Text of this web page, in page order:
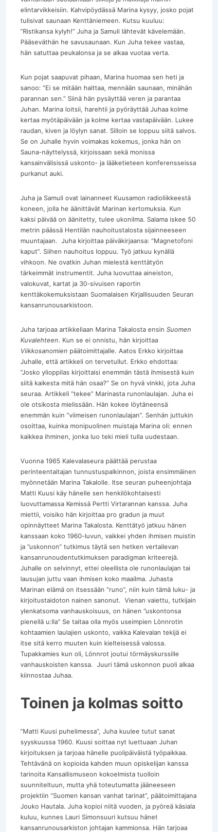
elintarvikkeisiin. Kahvipöydässä Marina kysyy, josko pojat
tulisivat saunaan Kenttäniemeen. Kutsu kuuluu:
”Ristikansa kylyh!” Juha ja Samuli lähtevät kävelemään.
Pääseväthän he savusaunaan. Kun Juha tekee vastaa,
hän satuttaa peukalonsa ja se alkaa vuotaa verta.
Kun pojat saapuvat pihaan, Marina huomaa sen heti ja
sanoo: ”Ei se mitään haittaa, mennään saunaan, minähän
parannan sen.” Siinä hän pysäyttää veren ja parantaa
Juhan. Marina loitsii, harehtii ja pyöräyttää Juhaa kolme
kertaa myötäpäivään ja kolme kertaa vastapäivään. Lukee
raudan, kiven ja löylyn sanat. Silloin se loppuu siitä salvos.
Se on Juhalle hyvin voimakas kokemus, jonka hän on
Sauna-näyttelyssä, kirjoissaan sekä monissa
kansainvälisissä uskonto- ja lääketieteen konferensseissa
purkanut auki.
Juha ja Samuli ovat lainanneet Kuusamon radioliikkeestä
koneen, jolla he äänittävät Marinan kertomuksia. Kun
kaksi päivää on äänitetty, tulee ukonilma. Salama iskee 50
metrin päässä Hentilän nauhoitustalosta sijainneeseen
muuntajaan. Juha kirjoittaa päiväkirjaansa: ”Magnetofoni
kaput”. Siihen nauhoitus loppuu. Työ jatkuu kynällä
vihkoon. Ne ovatkin Juhan mielestä kenttätyön
tärkeimmät instrumentit. Juha luovuttaa aineiston,
valokuvat, kartat ja 30-sivuisen raportin
kenttäkokemuksistaan Suomalaisen Kirjallisuuden Seuran
kansanrunousarkistoon.
Juha tarjoaa artikkeliaan Marina Takalosta ensin Suomen
Kuvalehteen. Kun se ei onnistu, hän kirjoittaa
Viikkosanomien päätoimittajalle. Aatos Erkko kirjoittaa
Juhalle, että artikkeli on tervetullut. Erkko ehdottaa:
”Josko ylioppilas kirjoittaisi enemmän tästä ihmisestä kuin
siitä kaikesta mitä hän osaa?” Se on hyvä vinkki, jota Juha
seuraa. Artikkeli ”tekee” Marinasta runonlaulajan. Juha ei
ole otsikosta mielissään. Hän kokee löytäneensä
enemmän kuin ”viimeisen runonlaulajan”. Senhän juttukin
osoittaa, kuinka monipuolinen muistaja Marina oli: ennen
kaikkea ihminen, jonka luo teki mieli tulla uudestaan.
Vuonna 1965 Kalevalaseura päättää perustaa
perinteentaitajan tunnustuspalkinnon, joista ensimmäinen
myönnetään Marina Takalolle. Itse seuran puheenjohtaja
Matti Kuusi käy hänelle sen henkilökohtaisesti
luovuttamassa Kemissä Pertti Virtarannan kanssa. Juha
miettii, voisiko hän kirjoittaa pro gradun ja muut
opinnäytteet Marina Takalosta. Kenttätyö jatkuu hänen
kanssaan koko 1960-luvun, vaikkei yhden ihmisen muistin
ja ”uskonnon” tutkimus täytä sen hetken vertailevan
kansanrunoudentutkimuksen paradigman kriteerejä.
Juhalle on selvinnyt, ettei oleellista ole runonlaulajan tai
lausujan juttu vaan ihmisen koko maailma. Juhasta
Marinan elämä on itsessään ”runo”, niin kuin tämä luku- ja
kirjoitustaidoton nainen sanonut. Vienan vaiettu, tutkijain
ylenkatsoma vanhauskoisuus, on hänen ”uskontonsa
pienellä u:lla” Se taitaa olla myös useimpien Lönnrotin
kohtaamien laulajien uskonto, vaikka Kalevalan tekijä ei
itse sitä kerro muuten kuin kielteisessä valossa.
Tupakkamies kun oli, Lönnrot joutui törmäyskurssille
vanhauskoisten kanssa. Juuri tämä uskonnon puoli alkaa
kiinnostaa Juhaa.
Toinen ja kolmas soitto
”Matti Kuusi puhelimessa”, Juha kuulee tutut sanat
syyskuussa 1960. Kuusi soittaa nyt luettuaan Juhan
kirjoituksen ja tarjoaa hänelle puolipäiväistä työpaikkaa.
Tehtävänä on kopioida kahden muun opiskelijan kanssa
tarinoita Kansallismuseon kokoelmista tuolloin
suunniteltuun, mutta yhä toteutumatta jääneeseen
projektiin ”Suomen kansan vanhat tarinat”, päätoimittajana
Jouko Hautala. Juha kopioi niitä vuoden, ja pyöreä käsiala
kuluu, kunnes Lauri Simonsuuri kutsuu hänet
kansanrunousarkiston johtajan kammionsa. Hän tarjoaa